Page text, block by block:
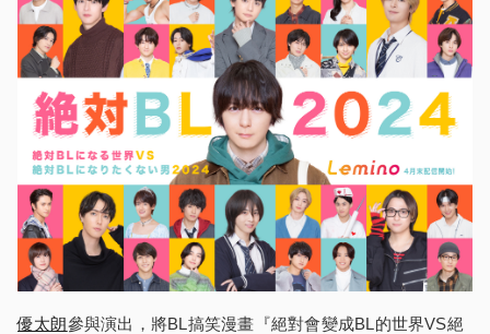
優太朗參與演出，將BL搞笑漫畫『絕對會變成BL的世界VS絕